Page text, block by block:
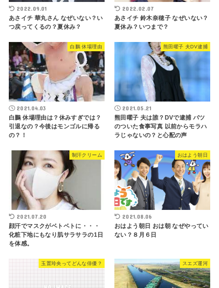
2022.09.01
あさイチ 華丸さん なぜいない？い
つ戻ってくるの？夏休み？
2022.02.07
あさイチ 鈴木奈穂子 なぜいない？
夏休み？いつまで？
白鵬 休場理由
2021.04.03
白鵬 休場理由は？休みすぎでは？
引退なの？今後はモンゴルに帰る
の？！
熊田曜子 夫DV逮捕
2021.05.21
熊田曜子 夫は誰？DVで逮捕 バツ
のついた食事写真 以前からモラハ
ラじゃないの？と心配の声
制汗クリーム
2021.07.20
顔汗でマスクがベトベトに・・・
化粧下地にもなり肌サラサラの1日
を体感。
おはよう朝日
2021.08.06
おはよう朝日 おは朝 なぜやってい
ない？８月６日
玉置玲央ってどんな俳優？ スエズ運河